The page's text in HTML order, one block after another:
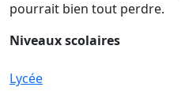
pourrait bien tout perdre.
Niveaux scolaires
Lycée